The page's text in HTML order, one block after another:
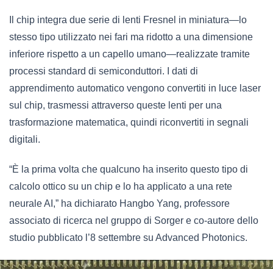
Il chip integra due serie di lenti Fresnel in miniatura—lo
stesso tipo utilizzato nei fari ma ridotto a una dimensione
inferiore rispetto a un capello umano—realizzate tramite
processi standard di semiconduttori. I dati di
apprendimento automatico vengono convertiti in luce laser
sul chip, trasmessi attraverso queste lenti per una
trasformazione matematica, quindi riconvertiti in segnali
digitali.
“È la prima volta che qualcuno ha inserito questo tipo di
calcolo ottico su un chip e lo ha applicato a una rete
neurale AI,” ha dichiarato Hangbo Yang, professore
associato di ricerca nel gruppo di Sorger e co-autore dello
studio pubblicato l’8 settembre su Advanced Photonics.